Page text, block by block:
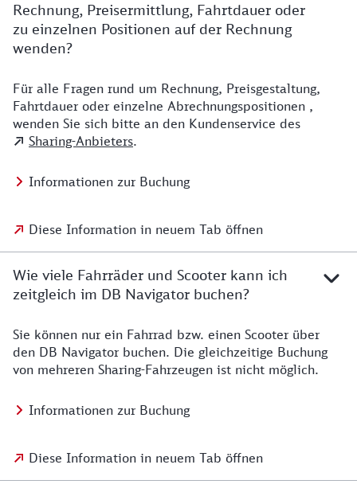
Rechnung, Preisermittlung, Fahrtdauer oder
zu einzelnen Positionen auf der Rechnung
wenden?
Für alle Fragen rund um Rechnung, Preisgestaltung,
Fahrtdauer oder einzelne Abrechnungspositionen ,
wenden Sie sich bitte an den Kundenservice des
Sharing-Anbieters.
Informationen zur Buchung
Diese Information in neuem Tab öffnen
Wie viele Fahrräder und Scooter kann ich
zeitgleich im DB Navigator buchen?
Sie können nur ein Fahrrad bzw. einen Scooter über
den DB Navigator buchen. Die gleichzeitige Buchung
von mehreren Sharing-Fahrzeugen ist nicht möglich.
Informationen zur Buchung
Diese Information in neuem Tab öffnen